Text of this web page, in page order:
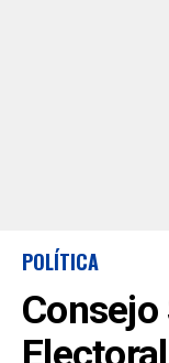
POLÍTICA